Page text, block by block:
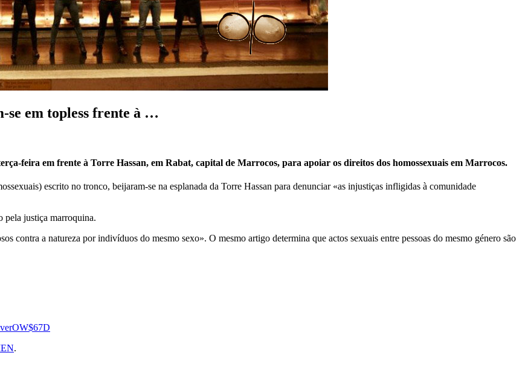
se em topless frente à …
feira em frente à Torre Hassan, em Rabat, capital de Marrocos, para apoiar os direitos dos homossexuais em Marrocos.
escrito no tronco, beijaram-se na esplanada da Torre Hassan para denunciar «as injustiças infligidas à comunidade
pela justiça marroquina.
a natureza por indivíduos do mesmo sexo». O mesmo artigo determina que actos sexuais entre pessoas do mesmo género são
.